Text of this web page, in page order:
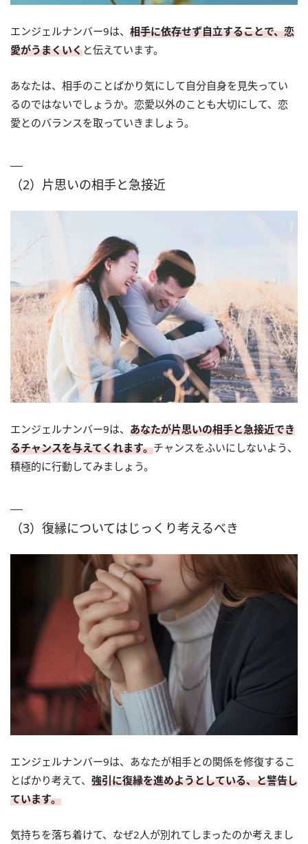
エンジェルナンバー9は、 相手に依存せず自立することで、恋
愛がうまくいくと伝えています。
あなたは、相手のことばかり気にして自分自身を見失ってい
るのではないでしょうか。恋愛以外のことも大切にして、恋
愛とのバランスを取っていきましょう。
（2）片思いの相手と急接近
エンジェルナンバー9は、 あなたが片思いの相手と急接近でき
るチャンスを与えてくれます。チャンスをふいにしないよう、
積極的に行動してみましょう。
（3）復縁についてはじっくり考えるべき
エンジェルナンバー9は、あなたが相手との関係を修復するこ
とばかり考えて、 強引に復縁を進めようとしている、と警告し
ています。
気持ちを落ち着けて、なぜ2人が別れてしまったのか考えまし